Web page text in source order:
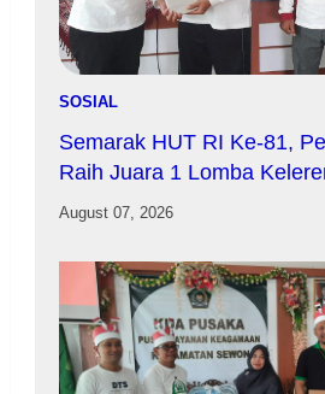
SOSIAL
Semarak HUT RI Ke-81,
Raih Juara 1 Lomba
August 07, 2026